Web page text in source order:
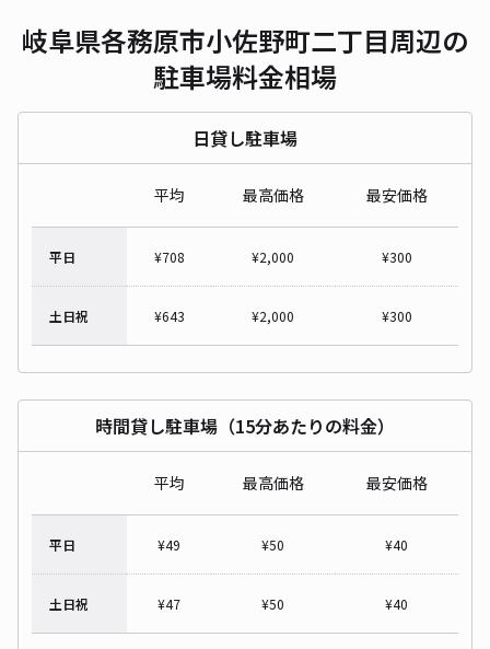
岐阜県各務原市小佐野町二丁目周辺の
駐車場料金相場
日貸し駐車場
平均 最高価格 最安価格
平日 ¥708 ¥2,000 ¥300
土日祝 ¥643 ¥2,000 ¥300
時間貸し駐車場（15分あたりの料金）
平均 最高価格 最安価格
平日 ¥49 ¥50 ¥40
土日祝 ¥47 ¥50 ¥40